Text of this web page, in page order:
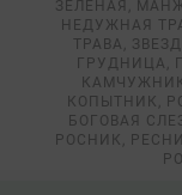
ЗЕЛЕНАЯ,
НЕДУЖНАЯ
ТРАВА,
ГРУДНИЦА,
КОПЫТНИК,
БОГОВАЯ
РОСНИК,